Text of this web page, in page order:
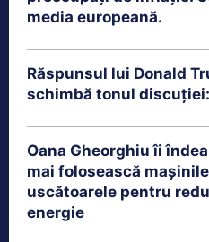
media europeană.
Răspunsul lui Donald
schimbă tonul discuției:
Oana Gheorghiu îi
mai folosească
uscătoarele pentru
energie